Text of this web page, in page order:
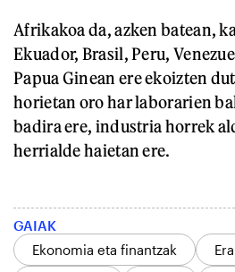
Afrikakoa da, azken batean,
Ekuador, Brasil, Peru,
Papua Ginean ere ekoizten
horietan oro har laborarien
badira ere, industria horrek
herrialde haietan ere.
GAIAK
Ekonomia eta finantzak